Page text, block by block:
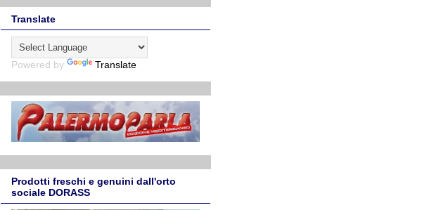
Translate
Powered by Translate
Prodotti freschi e genuini dall'orto
sociale DORASS